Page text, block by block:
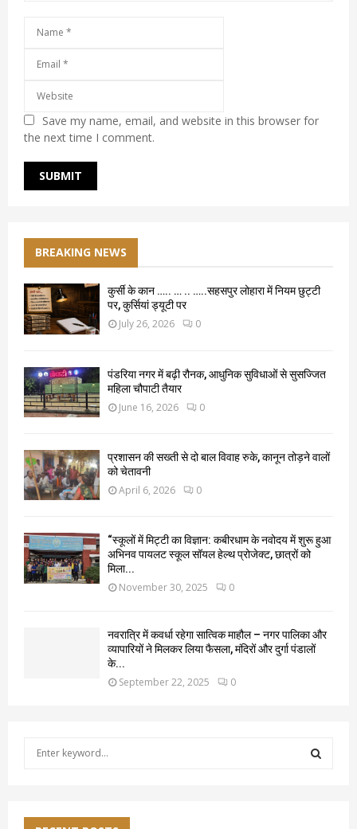
Save my name, email, and website in this browser for
the next time I comment.
BREAKING NEWS
कुर्सी के कान ….. … .. …..सहसपुर लोहारा में नियम छुट्टी
पर, कुर्सियां ड्यूटी पर
July 26, 2026 0
पंडरिया नगर में बढ़ी रौनक, आधुनिक सुविधाओं से सुसज्जित
महिला चौपाटी तैयार
June 16, 2026 0
प्रशासन की सख्ती से दो बाल विवाह रुके, कानून तोड़ने वालों
को चेतावनी
April 6, 2026 0
“स्कूलों में मिट्टी का विज्ञान: कबीरधाम के नवोदय में शुरू हुआ
अभिनव पायलट स्कूल सॉयल हेल्थ प्रोजेक्ट, छात्रों को
मिला...
November 30, 2025 0
नवरात्रि में कवर्धा रहेगा सात्विक माहौल – नगर पालिका और
व्यापारियों ने मिलकर लिया फैसला, मंदिरों और दुर्गा पंडालों
के...
September 22, 2025 0